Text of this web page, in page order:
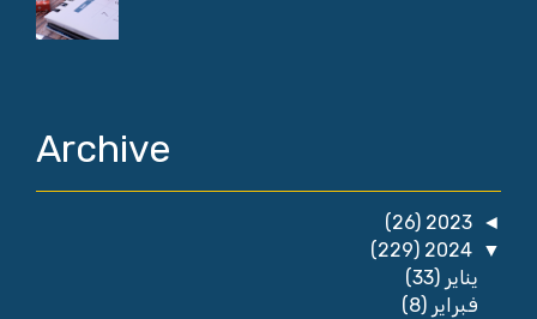
Archive
◄
2023
(26)
▼
2024
(229)
يناير(33)
فبراير(8)